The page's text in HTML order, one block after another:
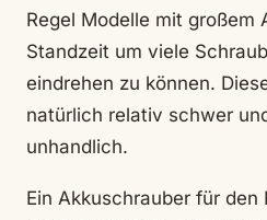
Regel Modelle mit großem
Standzeit um viele
eindrehen zu können.
natürlich relativ schwer
unhandlich.
Ein Akkuschrauber für den